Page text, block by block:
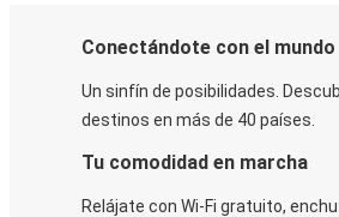
Conectándote con el mundo
Un sinfín de posibilidades.
destinos en más de 40 países.
Tu comodidad en marcha
Relájate con Wi-Fi gratuito,